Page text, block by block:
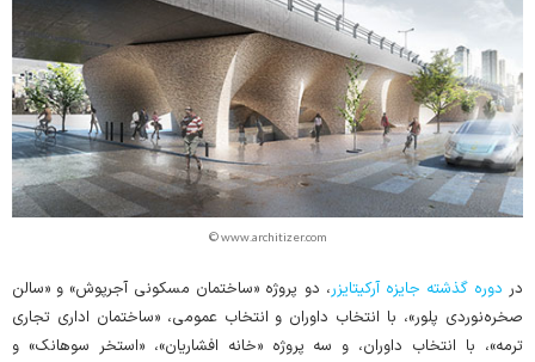
© www.architizer.com
در دوره گذشته جایزه آرکیتایزر، دو پروژه «ساختمان مسکونی آجرپوش» و «سالن
صخره‌نوردی پلور»، با انتخاب داوران و انتخاب عمومی، «ساختمان اداری تجاری
ترمه»، با انتخاب داوران، و سه پروژه «خانه افشاریان»، «استخر سوهانک» و